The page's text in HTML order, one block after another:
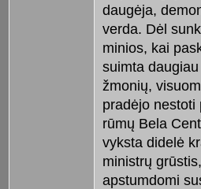
daugėja,
verda. Dėl
minios, kai
suimta
žmonių,
pradėjo nestoti
rūmų Bela
vyksta didelė
ministrų
apstumdomi